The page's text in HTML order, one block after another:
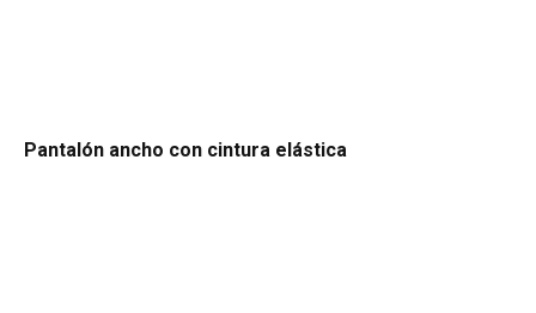
Pantalón ancho con cintura elástica